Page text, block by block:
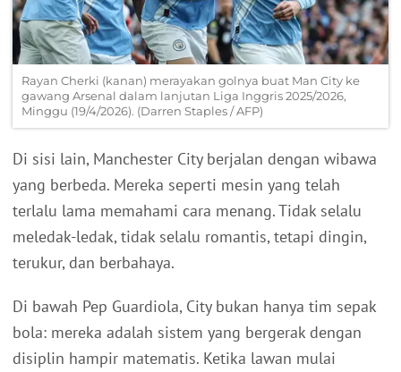
Rayan Cherki (kanan) merayakan golnya buat Man City ke
gawang Arsenal dalam lanjutan Liga Inggris 2025/2026,
Minggu (19/4/2026). (Darren Staples / AFP)
Di sisi lain, Manchester City berjalan dengan wibawa
yang berbeda. Mereka seperti mesin yang telah
terlalu lama memahami cara menang. Tidak selalu
meledak-ledak, tidak selalu romantis, tetapi dingin,
terukur, dan berbahaya.
Di bawah Pep Guardiola, City bukan hanya tim sepak
bola: mereka adalah sistem yang bergerak dengan
disiplin hampir matematis. Ketika lawan mulai